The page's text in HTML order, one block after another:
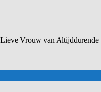
Vrouw van